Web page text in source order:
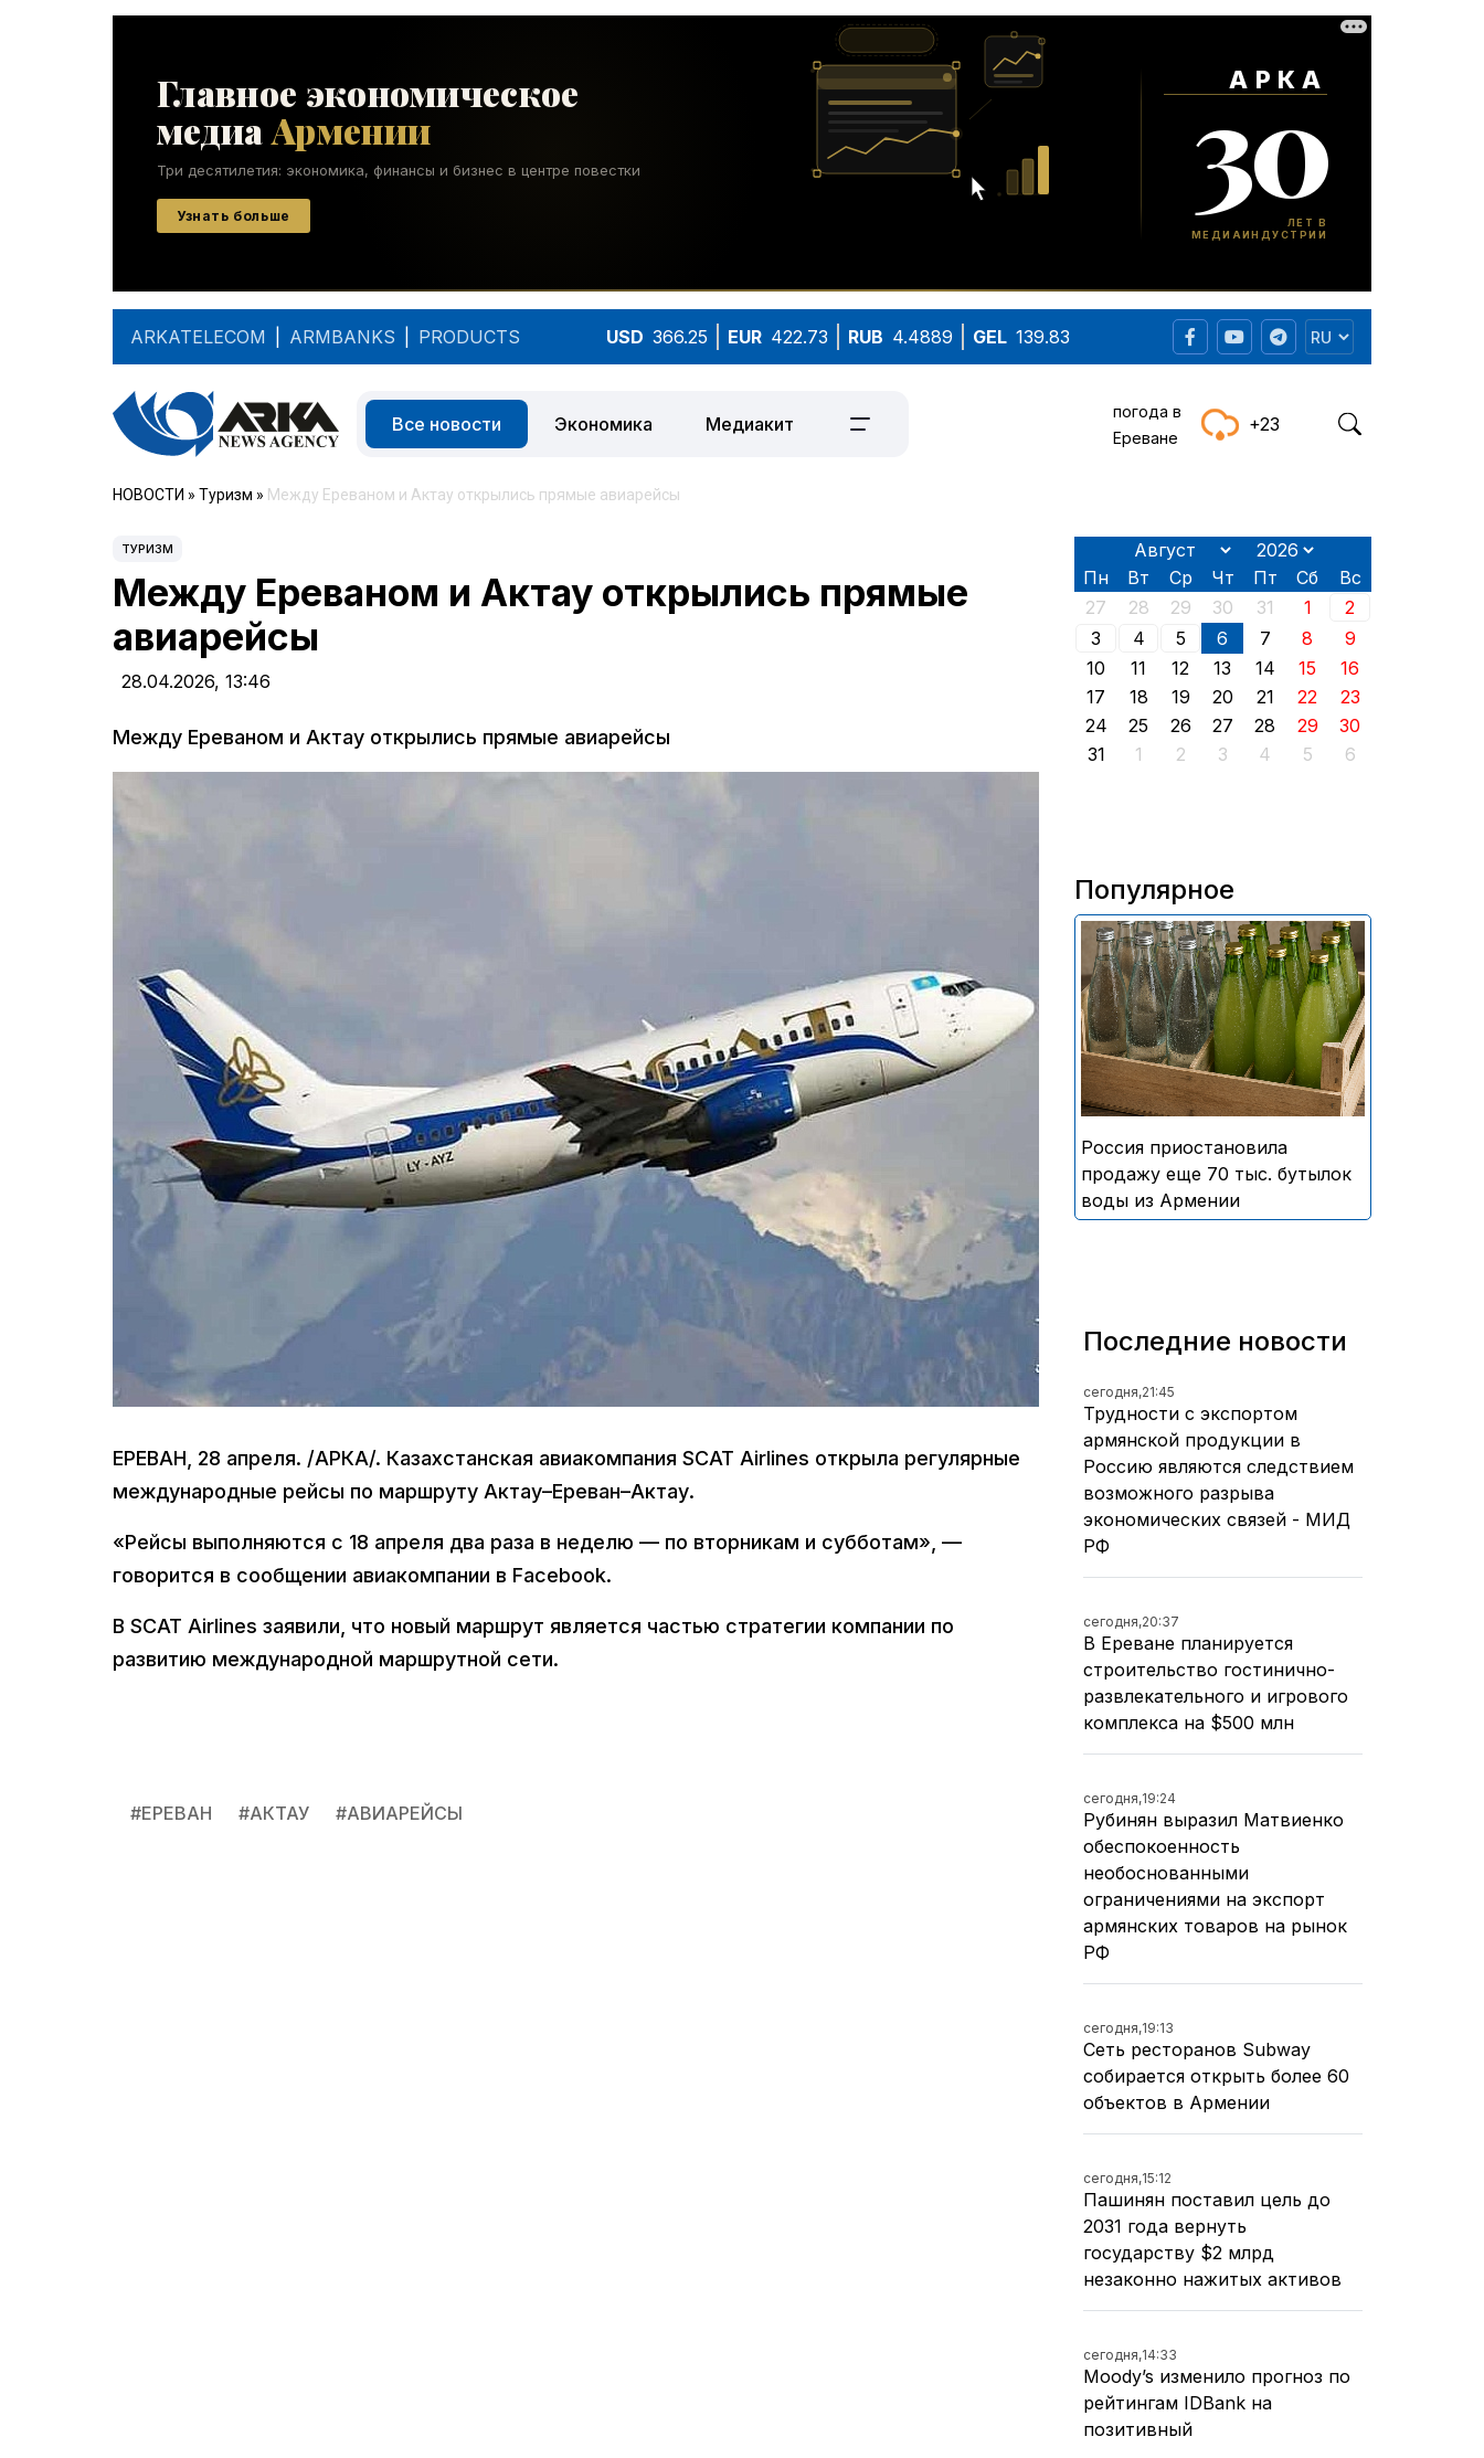
ARKATELECOM ARMBANKS PRODUCTS USD 366.25 EUR 422.73 RUB 4.4889 GEL 139.83
Все новости Экономика Медиакит
погода в
Ереване
+23
НОВОСТИ » Туризм » Между Ереваном и Актау открылись прямые авиарейсы
ТУРИЗМ
Между Ереваном и Актау открылись прямые
авиарейсы
28.04.2026, 13:46
Между Ереваном и Актау открылись прямые авиарейсы
ЕРЕВАН, 28 апреля. /АРКА/. Казахстанская авиакомпания SCAT Airlines открыла регулярные
международные рейсы по маршруту Актау–Ереван–Актау.
«Рейсы выполняются с 18 апреля два раза в неделю — по вторникам и субботам», —
говорится в сообщении авиакомпании в Facebook.
В SCAT Airlines заявили, что новый маршрут является частью стратегии компании по
развитию международной маршрутной сети.
#ЕРЕВАН #АКТАУ #АВИАРЕЙСЫ
Пн Вт Ср Чт Пт Сб
Вс
27
28 29 30 31 1
2
3
4 5 6 7 8
9
10
11 12 13 14 15
16
17
18 19 20 21 22
23
24
25 26 27 28 29
30
31
1 2 3 4 5 6
Популярное
В России приостановили
продажу более 70 тыс.
бутылок питьевой воды и
безалкогольных напитков
армянского производства
Россия приостановила
продажу еще 70 тыс. бутылок
воды из Армении
Последние новости
сегодня,21:45
Трудности с экспортом
армянской продукции в
Россию являются следствием
возможного разрыва
экономических связей - МИД
РФ
сегодня,20:37
В Ереване планируется
строительство гостинично-
развлекательного и игрового
комплекса на $500 млн
сегодня,19:24
Рубинян выразил Матвиенко
обеспокоенность
необоснованными
ограничениями на экспорт
армянских товаров на рынок
РФ
сегодня,19:13
Сеть ресторанов Subway
собирается открыть более 60
объектов в Армении
сегодня,15:12
Пашинян поставил цель до
2031 года вернуть
государству $2 млрд
незаконно нажитых активов
сегодня,14:33
Moody’s изменило прогноз по
рейтингам IDBank на
позитивный